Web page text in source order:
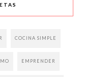
COCINA SIMPLE
EMPRENDER